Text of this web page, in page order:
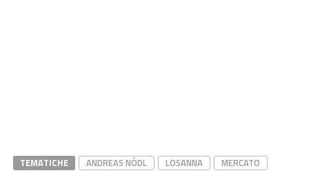
TEMATICHE ANDREAS NÖDL LOSANNA
MERCATO